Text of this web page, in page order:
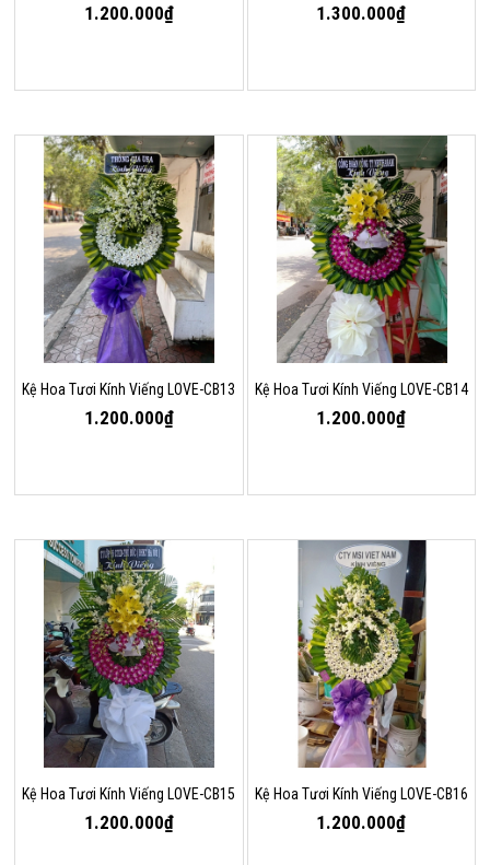
1.200.000₫ 1.300.000₫
Kệ Hoa Tươi Kính Viếng LOVE-CB13
1.200.000₫
Kệ Hoa Tươi Kính Viếng LOVE-CB14
1.200.000₫
Kệ Hoa Tươi Kính Viếng LOVE-CB15
1.200.000₫
Kệ Hoa Tươi Kính Viếng LOVE-CB16
1.200.000₫